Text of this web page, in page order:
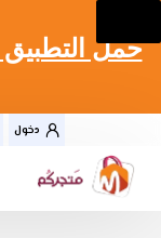
حمل التطبيق
دخول